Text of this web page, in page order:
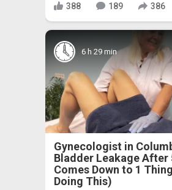
388 189 386
6 h 29 min
Gynecologist in
Bladder Leakage After
Comes Down to 1
Doing This)